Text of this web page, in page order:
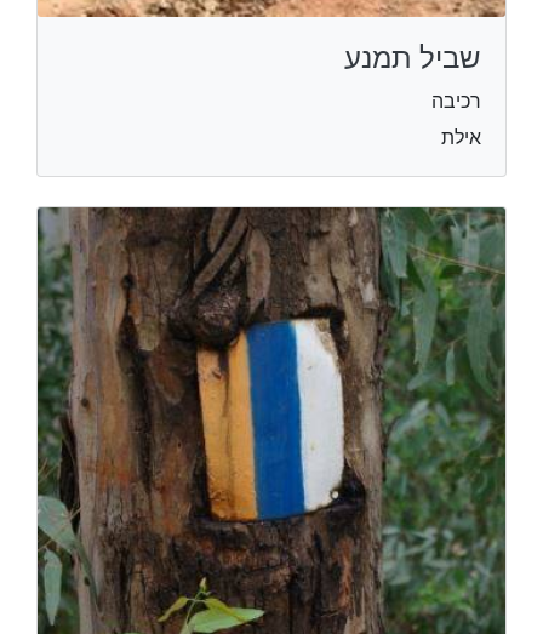
שביל תמנע
רכיבה
אילת